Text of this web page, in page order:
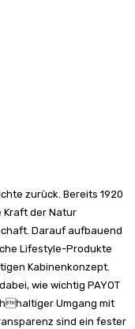
zurück. Bereits 1920
Kraft der Natur
Darauf aufbauend
Lifestyle-Produkte
Kabinenkonzept.
wie wichtig PAYOT
Umgang mit
sind ein fester